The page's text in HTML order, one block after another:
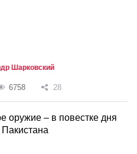
Шарковский
6758 28
оружие – в повестке дня